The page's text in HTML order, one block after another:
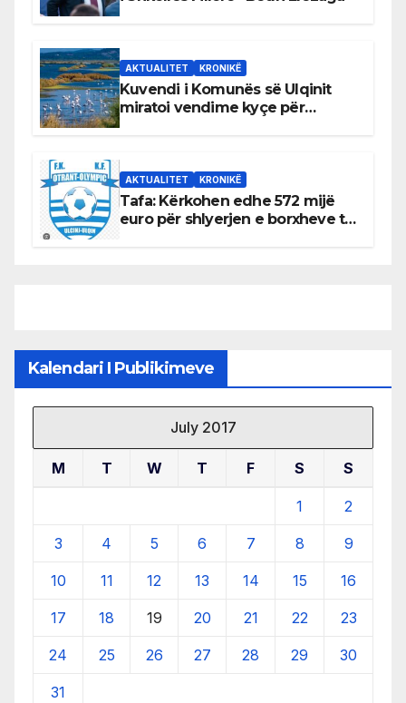
AKTUALITET KRONIKË
Kuvendi i Komunës së Ulqinit
miratoi vendime kyçe për
AKTUALITET KRONIKË
Tafa: Kërkohen edhe 572 mijë
euro për shlyerjen e borxheve të
Kalendari I Publikimeve
July 2017
M T W T F S S
1 2
3 4 5 6 7 8 9
10 11 12 13 14 15 16
17 18 19 20 21 22 23
24 25 26 27 28 29 30
31